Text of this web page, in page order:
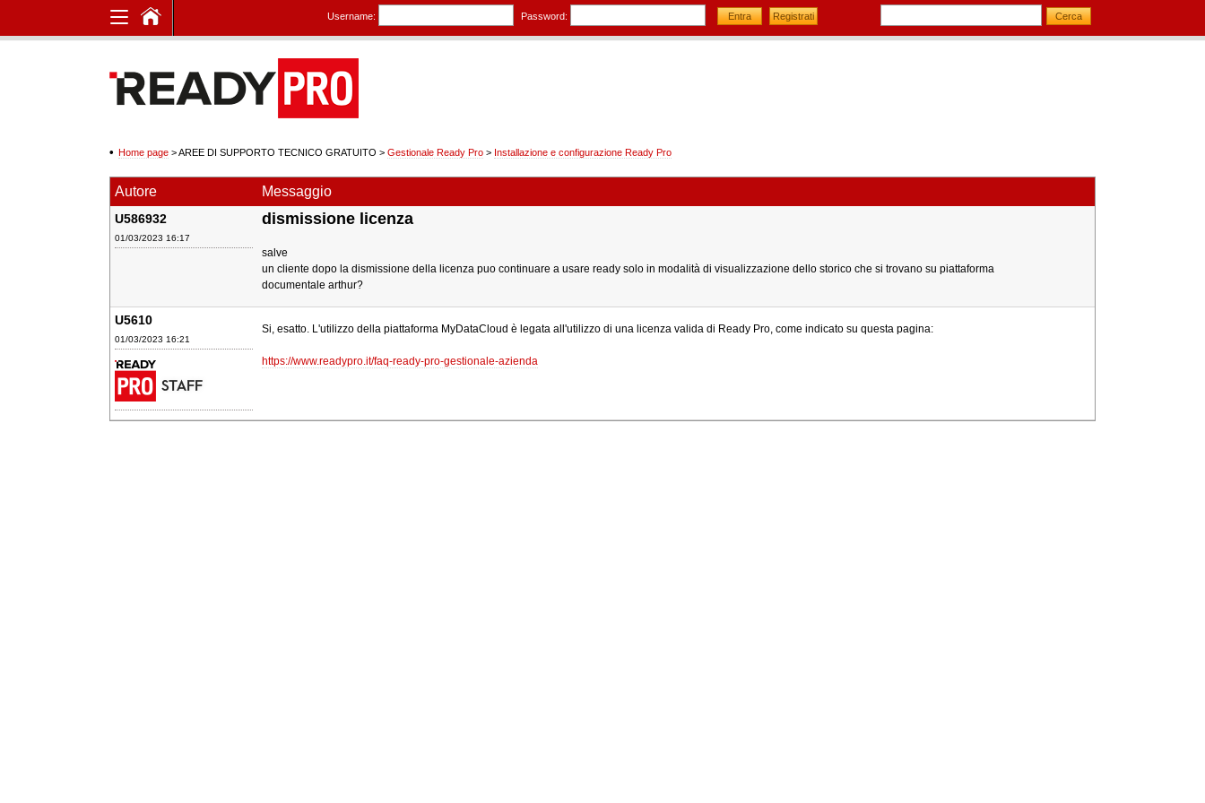
Username: Password:
Home page > AREE DI SUPPORTO TECNICO GRATUITO > Gestionale Ready Pro > Installazione e configurazione Ready Pro
Autore Messaggio
U586932
01/03/2023 16:17
dismissione licenza
salve
un cliente dopo la dismissione della licenza puo continuare a usare ready solo in modalità di visualizzazione dello storico che si trovano su piattaforma
documentale arthur?
U5610
01/03/2023 16:21
Si, esatto. L'utilizzo della piattaforma MyDataCloud è legata all'utilizzo di una licenza valida di Ready Pro, come indicato su questa pagina:
https://www.readypro.it/faq-ready-pro-gestionale-azienda